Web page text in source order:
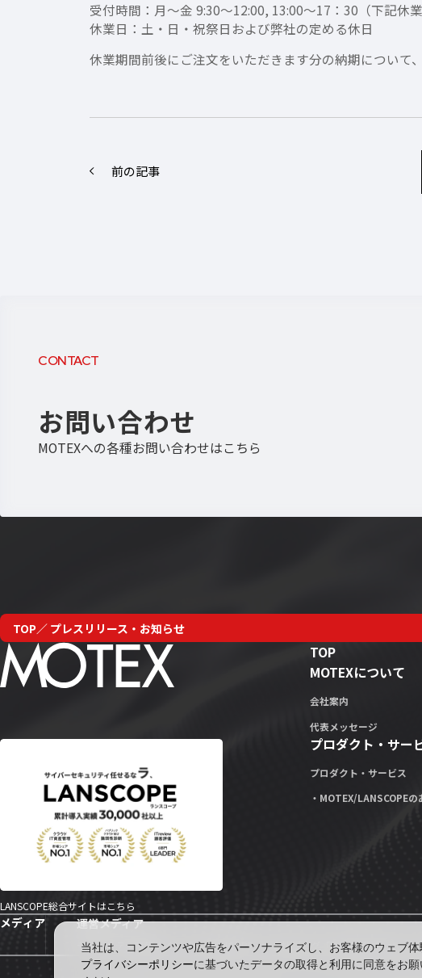
受付時間：月～金 9:30～12:00, 13:00～17：30（下記休業
休業日：土・日・祝祭日および弊社の定める休日
休業期間前後にご注文をいただきます分の納期について
前の記事
CONTACT
お問い合わせ
MOTEXへの各種お問い合わせはこちら
TOP プレスリリース・お知らせ
LANSCOPE総合サイトはこちら
TOP
MOTEXについて
会社案内
代表メッセージ
プロダクト・サー
プロダクト・サービス
・MOTEX/LANSCOPEの
メディア 運営メディア
セキュリティ情報サイト「wiz LANCOPE」 会社ブログ「MOTEX公式note」
当社は、コンテンツや広告をパーソナライズし、お客様のウェブ
プライバシーポリシーに基づいたデータの取得と利用に同意をお